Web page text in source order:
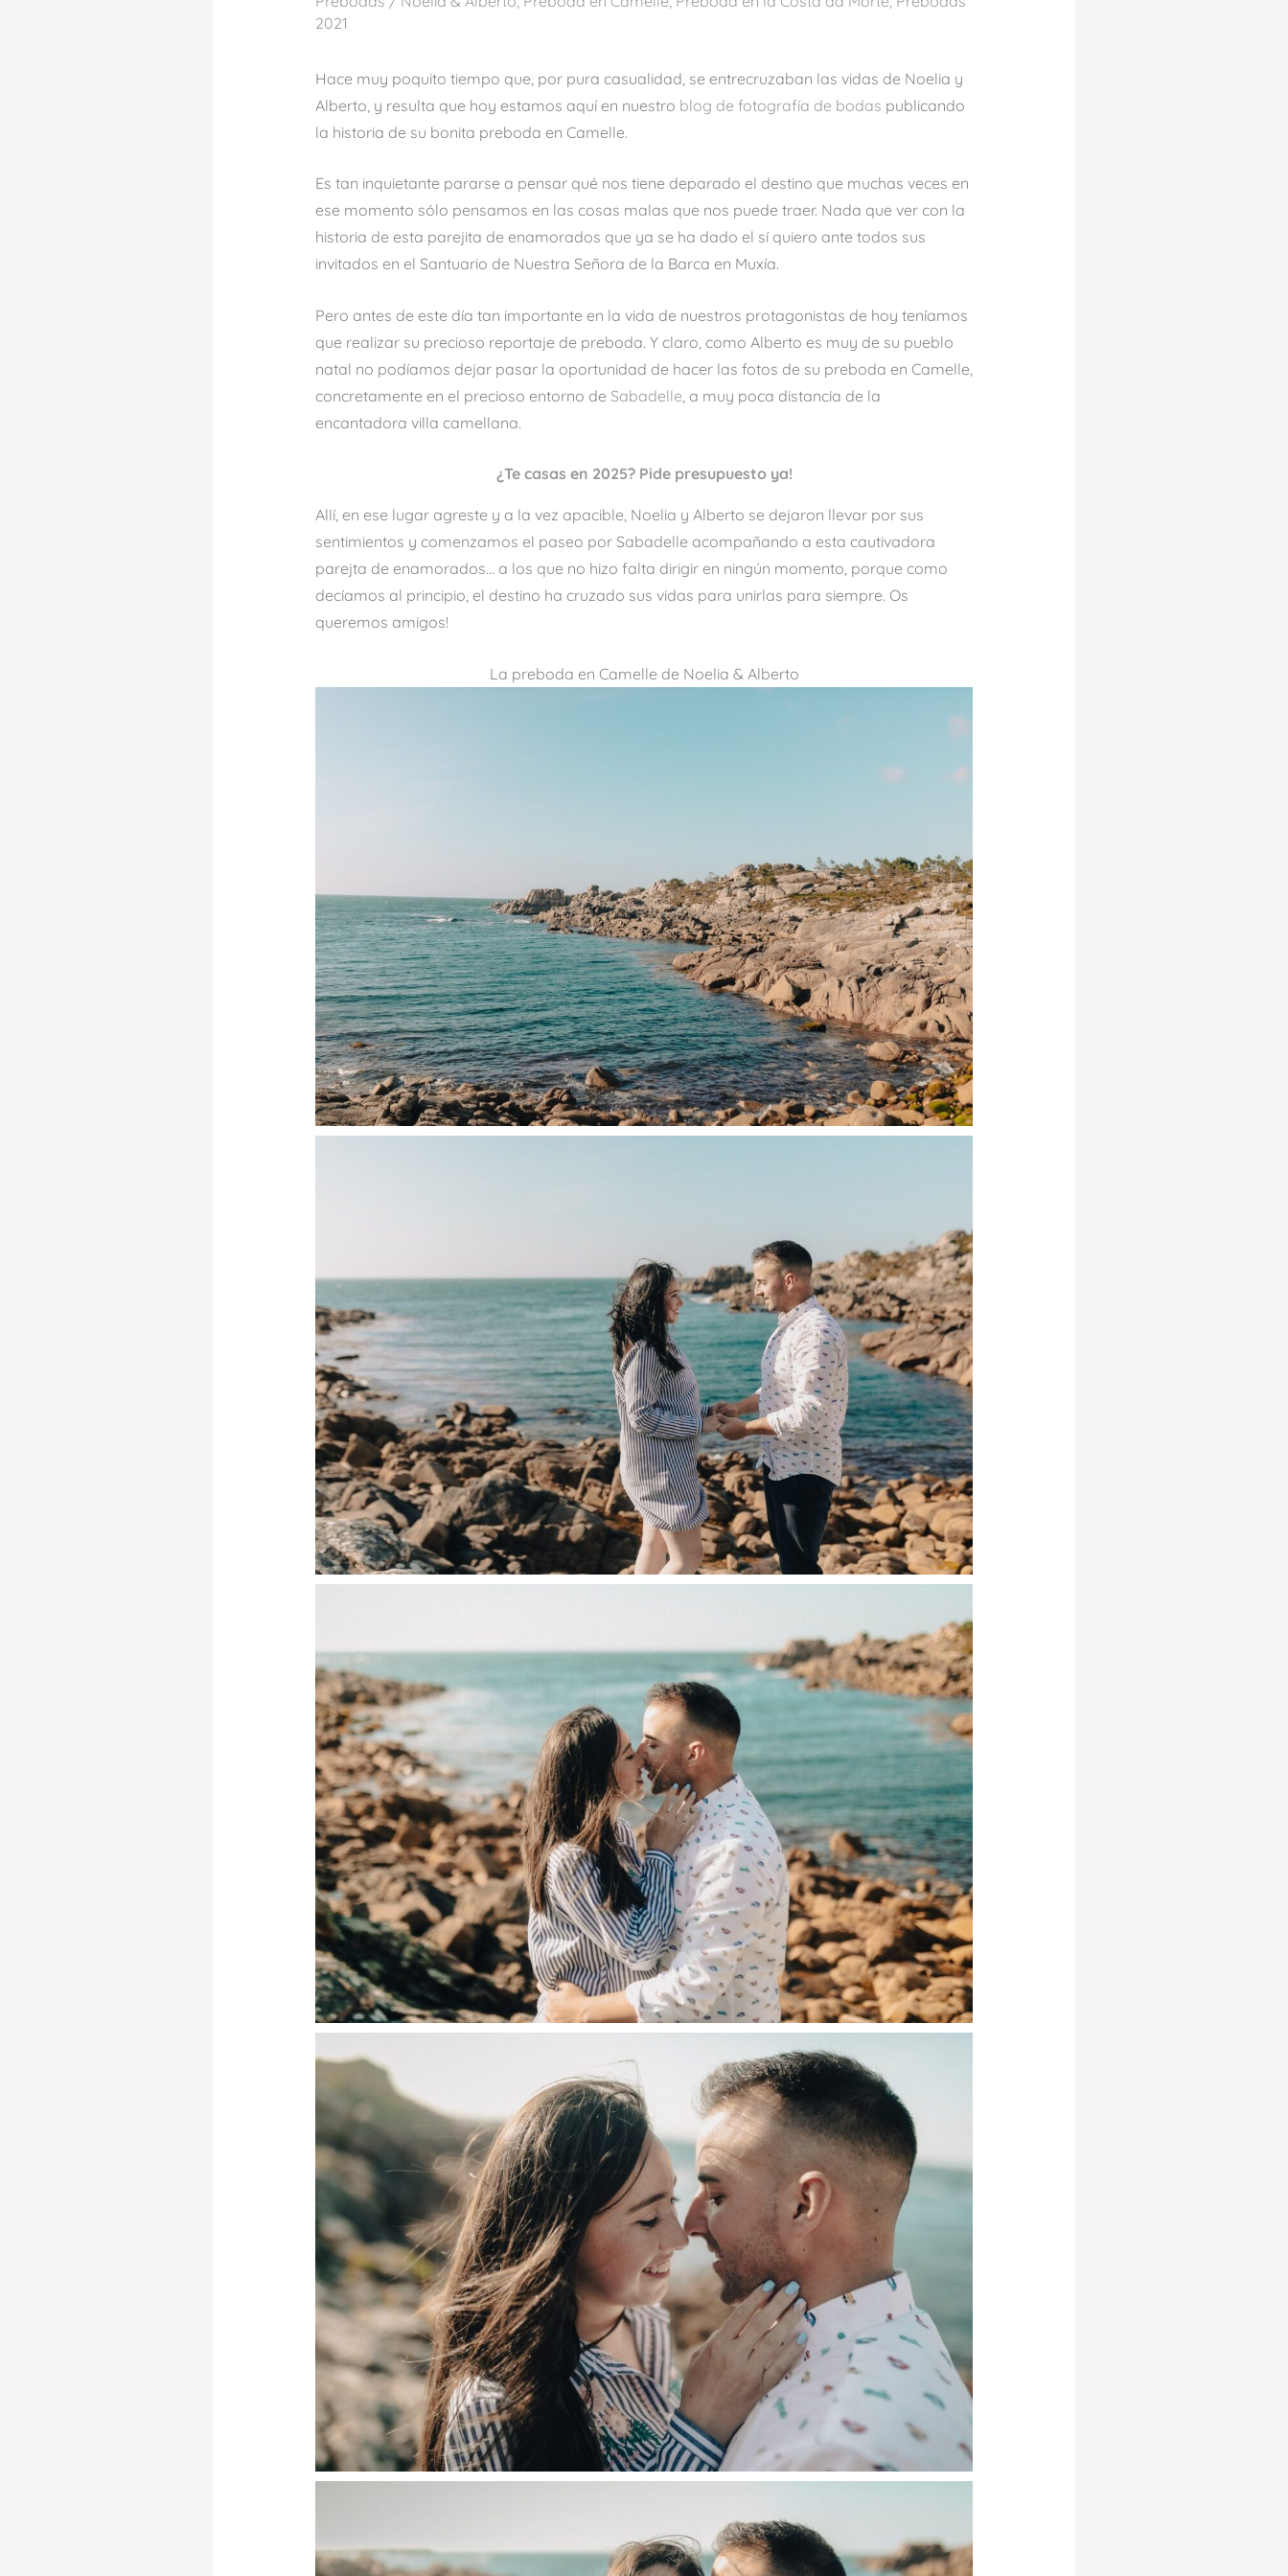
2021
Hace muy poquito tiempo que, por pura casualidad, se entrecruzaban las vidas de Noelia y
Alberto, y resulta que hoy estamos aquí en nuestro blog de fotografía de bodas publicando
la historia de su bonita preboda en Camelle.
Es tan inquietante pararse a pensar qué nos tiene deparado el destino que muchas veces en
ese momento sólo pensamos en las cosas malas que nos puede traer. Nada que ver con la
historia de esta parejita de enamorados que ya se ha dado el sí quiero ante todos sus
invitados en el Santuario de Nuestra Señora de la Barca en Muxía.
Pero antes de este día tan importante en la vida de nuestros protagonistas de hoy teníamos
que realizar su precioso reportaje de preboda. Y claro, como Alberto es muy de su pueblo
natal no podíamos dejar pasar la oportunidad de hacer las fotos de su preboda en Camelle,
concretamente en el precioso entorno de Sabadelle , a muy poca distancia de la
encantadora villa camellana.
¿Te casas en 2025? Pide presupuesto ya!
Allí, en ese lugar agreste y a la vez apacible, Noelia y Alberto se dejaron llevar por sus
sentimientos y comenzamos el paseo por Sabadelle acompañando a esta cautivadora
parejta de enamorados… a los que no hizo falta dirigir en ningún momento, porque como
decíamos al principio, el destino ha cruzado sus vidas para unirlas para siempre. Os
queremos amigos!
La preboda en Camelle de Noelia & Alberto